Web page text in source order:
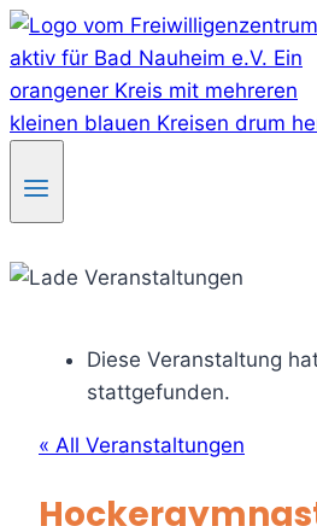
Skip
to
content
Diese Veranstaltung
stattgefunden.
« All Veranstaltungen